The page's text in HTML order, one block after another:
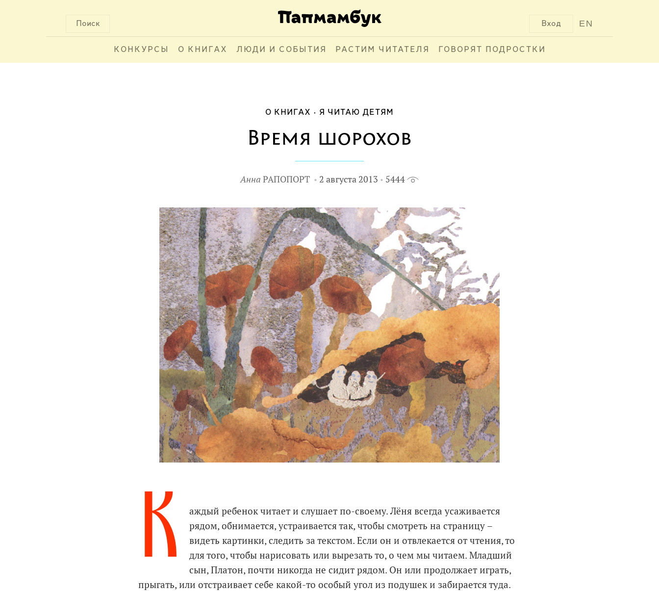
Поиск EN
Вход
КОНКУРСЫ О КНИГАХ ЛЮДИ И СОБЫТИЯ РАСТИМ ЧИТАТЕЛЯ ГОВОРЯТ ПОДРОСТКИ
О КНИГАХ Я ЧИТАЮ ДЕТЯМ
Время шорохов
Анна РАПОПОРТ 2 августа 2013 5444
К
аждый ребенок читает и слушает по-своему. Лёня всегда усаживается
рядом, обнимается, устраивается так, чтобы смотреть на страницу –
видеть картинки, следить за текстом. Если он и отвлекается от чтения, то
для того, чтобы нарисовать или вырезать то, о чем мы читаем. Младший
сын, Платон, почти никогда не сидит рядом. Он или продолжает играть,
прыгать, или отстраивает себе какой-то особый угол из подушек и забирается туда.